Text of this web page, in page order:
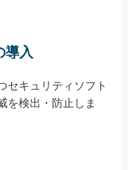
導入
セキュリティソフト
を検出・防止しま